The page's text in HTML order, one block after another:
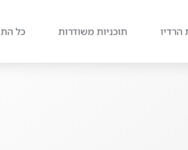
הרדיו תוכניות משודרות כל